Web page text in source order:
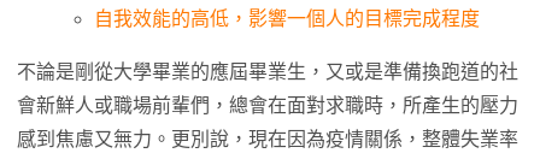
自我效能的高低，影響一個人的目標完成程度
不論是剛從大學畢業的應屆畢業生，又或是準備換跑道的社
會新鮮人或職場前輩們，總會在面對求職時，所產生的壓力
感到焦慮又無力。更別說，現在因為疫情關係，整體失業率